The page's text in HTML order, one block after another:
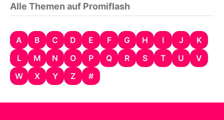
Alle Themen auf Promiflash
A B C D E F G H I J
K
L
M N O P Q R S T U
V
W
X Y Z #